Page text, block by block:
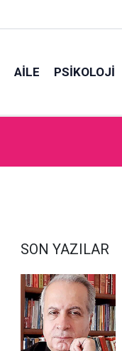
AİLE PSİKOLOJİ
SON YAZILAR